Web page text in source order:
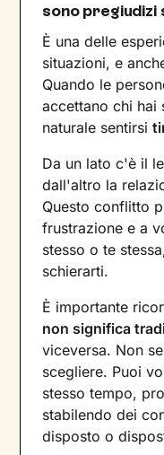
sono pregiudizi
È una delle
situazioni, e
Quando le
accettano chi hai
naturale sentirsi
Da un lato c'è il
dall'altro la
Questo conflitto
frustrazione e a
stesso o te
schierarti.
È importante
non significa
viceversa. Non
scegliere. Puoi
stesso tempo,
stabilendo dei
disposto o